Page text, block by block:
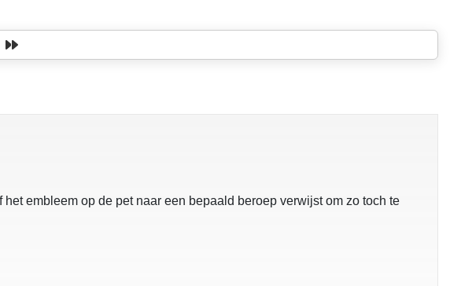
embleem op de pet naar een bepaald beroep verwijst om zo toch te